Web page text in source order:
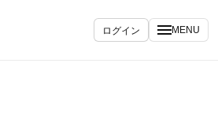
ログイン MENU